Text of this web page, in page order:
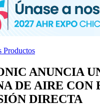
Productos
ANUNCIA
DE AIRE CON
DIRECTA